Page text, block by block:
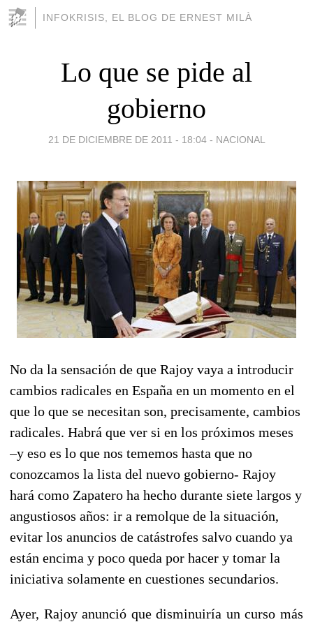
INFOKRISIS, EL BLOG DE ERNEST MILÀ
Lo que se pide al
gobierno
21 DE DICIEMBRE DE 2011 - 18:04 - NACIONAL
No da la sensación de que Rajoy vaya a introducir
cambios radicales en España en un momento en el
que lo que se necesitan son, precisamente, cambios
radicales. Habrá que ver si en los próximos meses
–y eso es lo que nos tememos hasta que no
conozcamos la lista del nuevo gobierno- Rajoy
hará como Zapatero ha hecho durante siete largos y
angustiosos años: ir a remolque de la situación,
evitar los anuncios de catástrofes salvo cuando ya
están encima y poco queda por hacer y tomar la
iniciativa solamente en cuestiones secundarios.
Ayer, Rajoy anunció que disminuiría un curso más